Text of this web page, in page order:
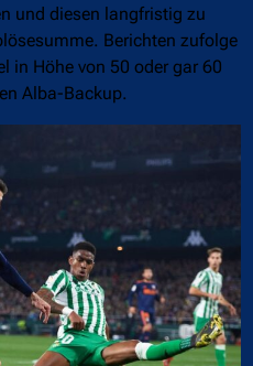
und diesen langfristig zu
Berichten zufolge
in Höhe von 50 oder gar 60
Alba-Backup.